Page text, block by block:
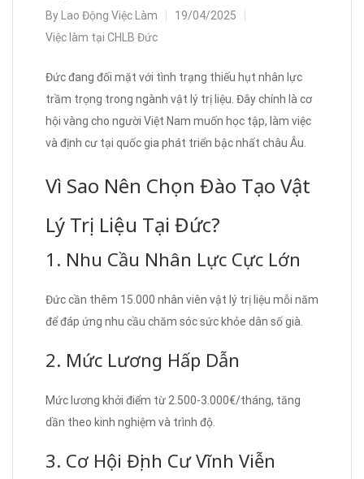
By Lao Động Việc Làm
19/04/2025
Việc làm tại CHLB Đức
Đức đang đối mặt với tình trạng thiếu hụt nhân lực
trầm trọng trong ngành vật lý trị liệu. Đây chính là cơ
hội vàng cho người Việt Nam muốn học tập, làm việc
và định cư tại quốc gia phát triển bậc nhất châu Âu.
Vì Sao Nên Chọn Đào Tạo Vật
Lý Trị Liệu Tại Đức?
1. Nhu Cầu Nhân Lực Cực Lớn
Đức cần thêm 15.000 nhân viên vật lý trị liệu mỗi năm
để đáp ứng nhu cầu chăm sóc sức khỏe dân số già.
2. Mức Lương Hấp Dẫn
Mức lương khởi điểm từ 2.500-3.000€/tháng, tăng
dần theo kinh nghiệm và trình độ.
3. Cơ Hội Định Cư Vĩnh Viễn